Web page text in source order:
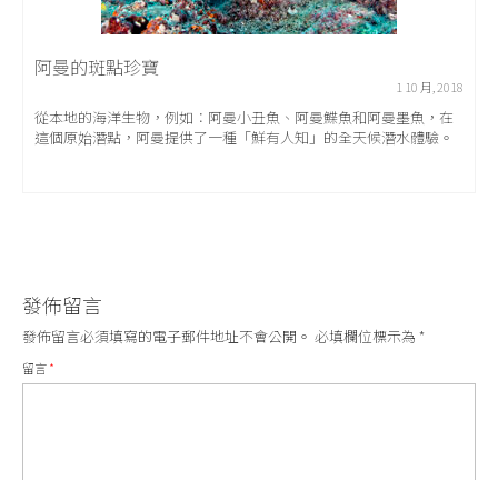
阿曼的斑點珍寶
1 10 月, 2018
從本地的海洋生物，例如：阿曼小丑魚、阿曼鰈魚和阿曼墨魚，在
這個原始潛點，阿曼提供了一種「鮮有人知」的全天候潛水體驗。
發佈留言
發佈留言必須填寫的電子郵件地址不會公開。 必填欄位標示為 *
留言*